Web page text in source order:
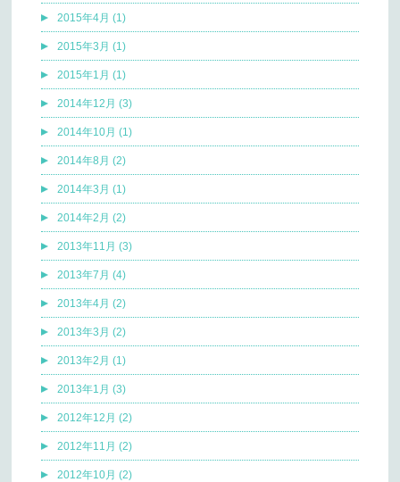
2015年4月 (1)
2015年3月 (1)
2015年1月 (1)
2014年12月 (3)
2014年10月 (1)
2014年8月 (2)
2014年3月 (1)
2014年2月 (2)
2013年11月 (3)
2013年7月 (4)
2013年4月 (2)
2013年3月 (2)
2013年2月 (1)
2013年1月 (3)
2012年12月 (2)
2012年11月 (2)
2012年10月 (2)